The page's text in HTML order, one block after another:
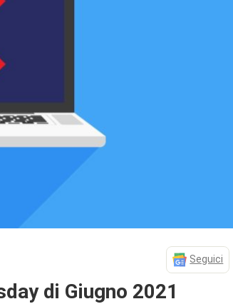
Seguici
di Giugno 2021